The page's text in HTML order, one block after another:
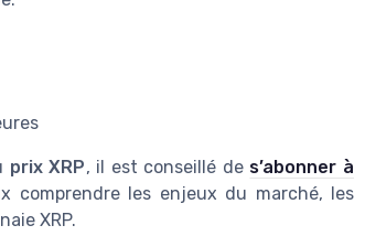
prix XRP, il est conseillé de s’abonner à
comprendre les enjeux du marché, les
XRP.